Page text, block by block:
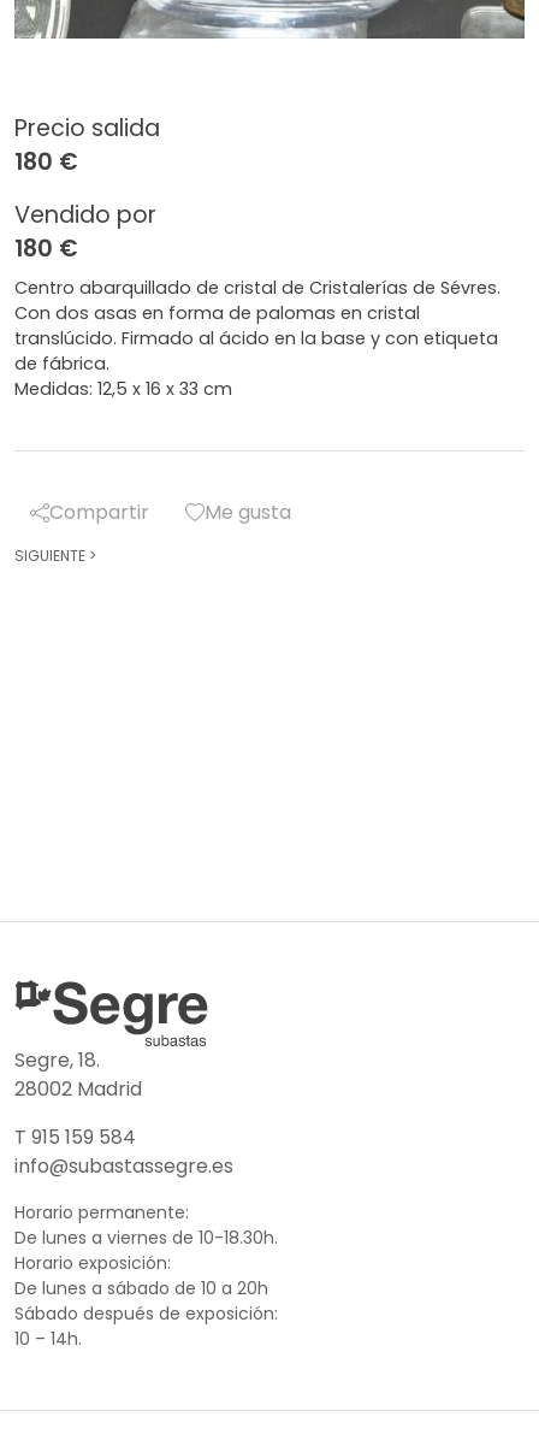
Precio salida
180 €
Vendido por
180 €
Centro abarquillado de cristal de Cristalerías de Sévres.
Con dos asas en forma de palomas en cristal
translúcido. Firmado al ácido en la base y con etiqueta
de fábrica.
Medidas: 12,5 x 16 x 33 cm
Compartir Me gusta
SIGUIENTE >
Segre, 18.
28002 Madrid
T 915 159 584
info@subastassegre.es
Horario permanente:
De lunes a viernes de 10-18.30h.
Horario exposición:
De lunes a sábado de 10 a 20h
Sábado después de exposición:
10 – 14h.